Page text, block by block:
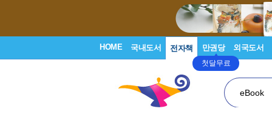
HOME 국내도서 전자책 만권당
첫달무료
외국도서
eBook